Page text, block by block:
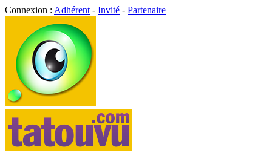
Connexion : Adhérent - Invité - Partenaire